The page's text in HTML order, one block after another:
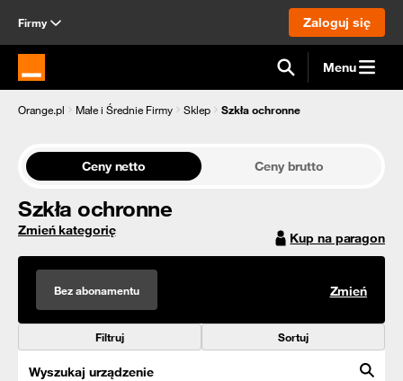
Firmy Zaloguj się
Strona główna Orange.pl Menu
Orange.pl Małe i Średnie Firmy Sklep Szkła ochronne
Ceny netto Ceny brutto
Szkła ochronne
Zmień kategorię Kup na paragon
Bez abonamentu Zmień
Filtruj Sortuj
Wyszukaj urządzenie